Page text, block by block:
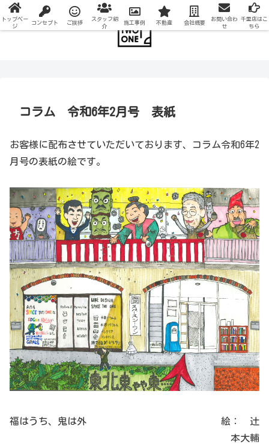
コラム 令和6年2月号 表紙
お客様に配布させていただいております、コラム令和6年2
月号の表紙の絵です。
福はうち、鬼は外 絵： 辻
本大輔
トップペー
ジ
コンセプト ご挨拶
スタッフ紹
介
施工事例 不動産 会社概要
お問い合わ
せ
千里店はこ
ちら